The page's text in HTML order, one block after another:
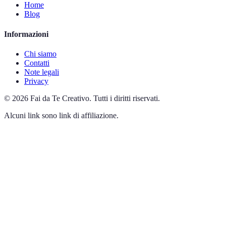
Home
Blog
Informazioni
Chi siamo
Contatti
Note legali
Privacy
© 2026 Fai da Te Creativo. Tutti i diritti riservati.
Alcuni link sono link di affiliazione.